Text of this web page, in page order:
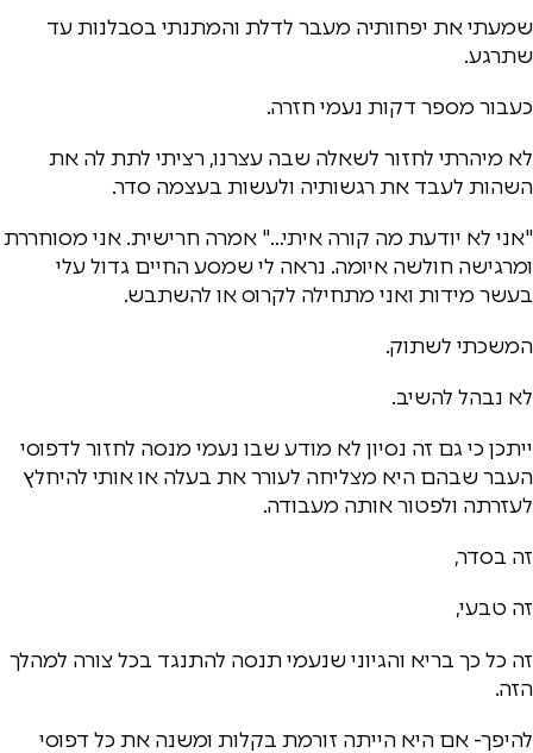
שמעתי את יפחותיה מעבר לדלת והמתנתי בסבלנות עד
שתרגע.
כעבור מספר דקות נעמי חזרה.
לא מיהרתי לחזור לשאלה שבה עצרנו, רציתי לתת לה את
השהות לעבד את רגשותיה ולעשות בעצמה סדר.
"אני לא יודעת מה קורה איתי…" אמרה חרישית. אני מסוחררת
ומרגישה חולשה איומה. נראה לי שמסע החיים גדול עלי
בעשר מידות ואני מתחילה לקרוס או להשתבש.
המשכתי לשתוק.
לא נבהל להשיב.
ייתכן כי גם זה נסיון לא מודע שבו נעמי מנסה לחזור לדפוסי
העבר שבהם היא מצליחה לעורר את בעלה או אותי להיחלץ
לעזרתה ולפטור אותה מעבודה.
זה בסדר,
זה טבעי,
זה כל כך בריא והגיוני שנעמי תנסה להתנגד בכל צורה למהלך
הזה.
להיפך- אם היא הייתה זורמת בקלות ומשנה את כל דפוסי